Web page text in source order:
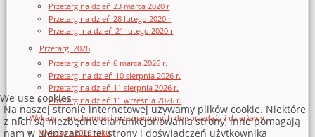
Przetarg na dzień 23 marca 2020 r
Przetarg na dzień 28 lutego 2020 r
Przetargi na dzień 21 lutego 2020 r
Przetargi 2026
Przetarg na dzień 6 marca 2026 r.
Przetargi na dzień 10 sierpnia 2026 r.
Przetarg na dzień 11 sierpnia 2026 r.
Przetarg na dzień 11 września 2026 r.
Wykazy nieruchomości przeznaczonych do sprzedaży i dzierżawy
Wykazy z 2026 roku
We use cookies
Na naszej stronie internetowej używamy plików cookie. Niektóre
z nich są niezbędne dla funkcjonowania strony, inne pomagają
nam w ulepszaniu tej strony i doświadczeń użytkownika